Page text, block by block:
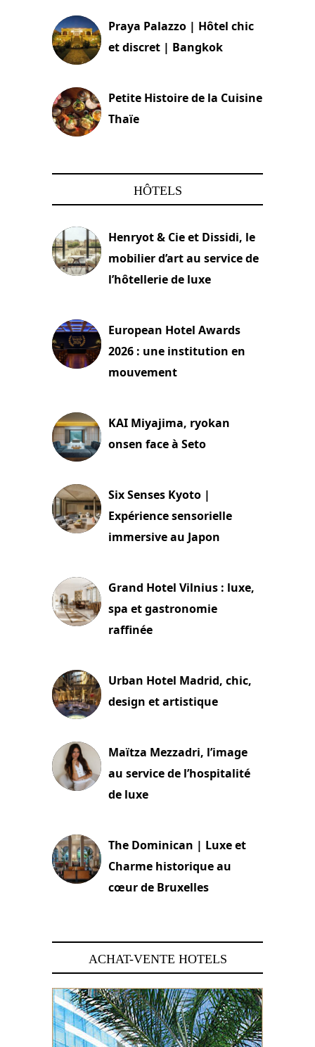
Praya Palazzo | Hôtel chic
et discret | Bangkok
Petite Histoire de la Cuisine
Thaïe
HÔTELS
Henryot & Cie et Dissidi, le
mobilier d’art au service de
l’hôtellerie de luxe
European Hotel Awards
2026 : une institution en
mouvement
KAI Miyajima, ryokan
onsen face à Seto
Six Senses Kyoto |
Expérience sensorielle
immersive au Japon
Grand Hotel Vilnius : luxe,
spa et gastronomie
raffinée
Urban Hotel Madrid, chic,
design et artistique
Maïtza Mezzadri, l’image
au service de l’hospitalité
de luxe
The Dominican | Luxe et
Charme historique au
cœur de Bruxelles
ACHAT-VENTE HOTELS